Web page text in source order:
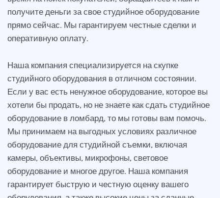
получите деньги за свое студийное оборудование
прямо сейчас. Мы гарантируем честные сделки и
оперативную оплату.
Наша компания специализируется на скупке
студийного оборудования в отличном состоянии.
Если у вас есть ненужное оборудование, которое вы
хотели бы продать, но не знаете как сдать студийное
оборудование в ломбард, то мы готовы вам помочь.
Мы принимаем на выгодных условиях различное
оборудование для студийной съемки, включая
камеры, объективы, микрофоны, световое
оборудование и многое другое. Наша компания
гарантирует быструю и честную оценку вашего